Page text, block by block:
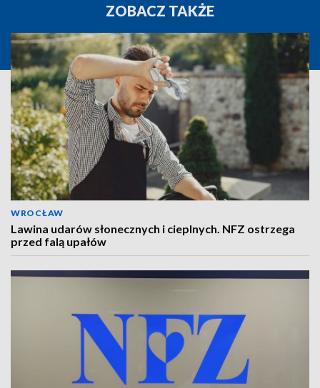
ZOBACZ TAKŻE
WROCŁAW
Lawina udarów słonecznych i cieplnych. NFZ ostrzega
przed falą upałów